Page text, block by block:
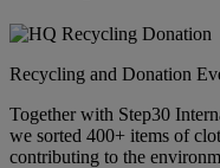
Recycling and Donation
Together with Step30
we sorted 400+ items of
contributing to the